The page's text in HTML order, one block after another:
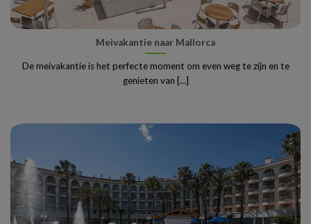
Meivakantie naar Mallorca
De meivakantie is het perfecte moment om even weg te zijn en te
genieten van [...]